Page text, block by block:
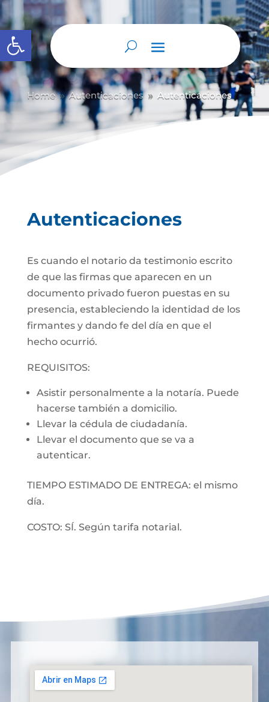
Abrir barra de herramientas
Home 9 Autenticaciones 9 Autenticaciones
Autenticaciones
Es cuando el notario da testimonio escrito
de que las firmas que aparecen en un
documento privado fueron puestas en su
presencia, estableciendo la identidad de los
firmantes y dando fe del día en que el
hecho ocurrió.
REQUISITOS:
Asistir personalmente a la notaría. Puede
hacerse también a domicilio.
Llevar la cédula de ciudadanía.
Llevar el documento que se va a
autenticar.
TIEMPO ESTIMADO DE ENTREGA: el mismo
día.
COSTO: SÍ. Según tarifa notarial.